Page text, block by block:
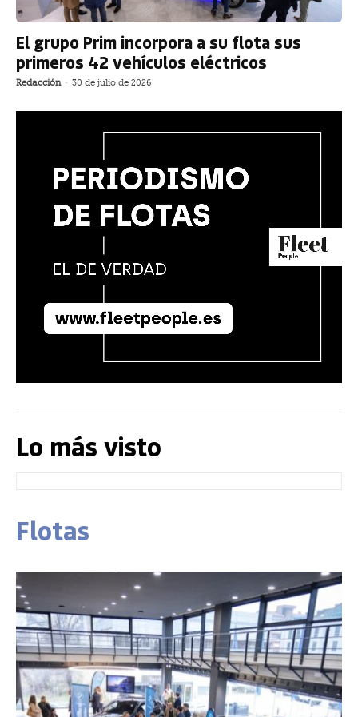
El grupo Prim incorpora a su flota sus
primeros 42 vehículos eléctricos
Redacción - 30 de julio de 2026
Lo más visto
Flotas